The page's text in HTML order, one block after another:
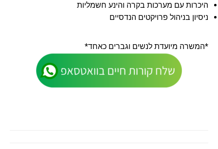
היכרות עם מערכות בקרה והינע חשמליות
ניסיון בניהול פרויקטים הנדסיים
*המשרה מיועדת לנשים וגברים כאחד*